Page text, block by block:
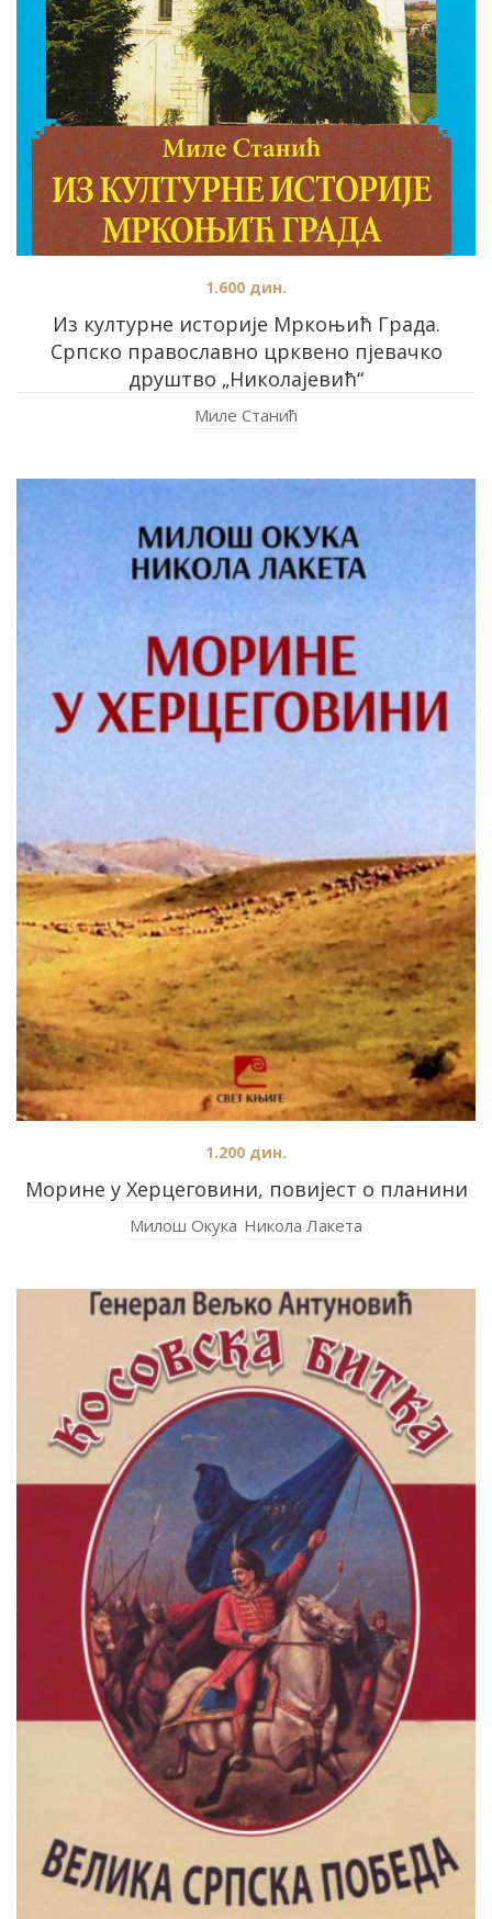
Из културне историје Мркоњић Града.
Српско православно црквено пјевачко
друштво „Николајевић“
1.600 дин.
Миле Станић
Морине у Херцеговини, повијест о планини
1.200 дин.
Милош Окука Никола Лакета